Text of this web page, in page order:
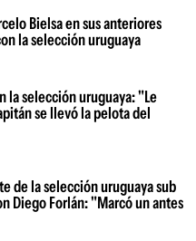
Bielsa en sus anteriores
la selección uruguaya
la selección uruguaya: "Le
se llevó la pelota del
de la selección uruguaya sub
Diego Forlán: "Marcó un antes